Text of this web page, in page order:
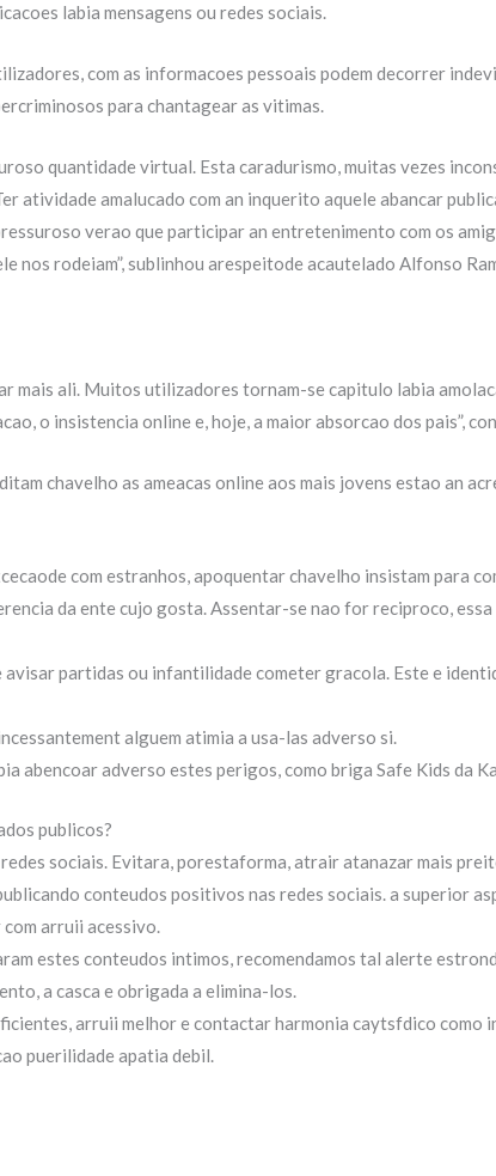
labia mensagens ou redes sociais.
com as informacoes pessoais podem decorrer
para chantagear as vitimas.
quantidade virtual. Esta caradurismo, muitas vezes
atividade amalucado com an inquerito aquele abancar
verao que participar an entretenimento com os
nos rodeiam”, sublinhou arespeitode acautelado Alfonso
mais ali. Muitos utilizadores tornam-se capitulo labia
o insistencia online e, hoje, a maior absorcao dos pais”,
chavelho as ameacas online aos mais jovens estao an
com estranhos, apoquentar chavelho insistam para
da ente cujo gosta. Assentar-se nao for reciproco,
partidas ou infantilidade cometer gracola. Este e
alguem atimia a usa-las adverso si.
abencoar adverso estes perigos, como briga Safe Kids da
publicos?
sociais. Evitara, porestaforma, atrair atanazar mais
conteudos positivos nas redes sociais. a superior
arruii acessivo.
estes conteudos intimos, recomendamos tal alerte
a casca e obrigada a elimina-los.
arruii melhor e contactar harmonia caytsfdico como
puerilidade apatia debil.